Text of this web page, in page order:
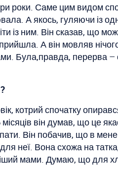
роки. Саме цим видом
А якось, гуляючи із
із ним. Він сказав, що
А він мовляв
Була,правда, перерва –
котрий спочатку
він думав, що це
Він побачив, що в
неї. Вона схожа на
мами. Думаю, що для